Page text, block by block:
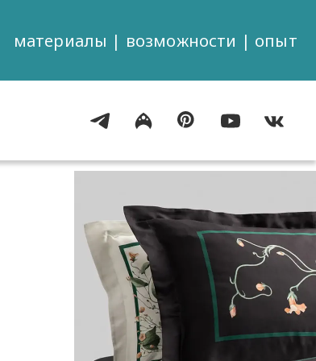
материалы | возможности | опыт